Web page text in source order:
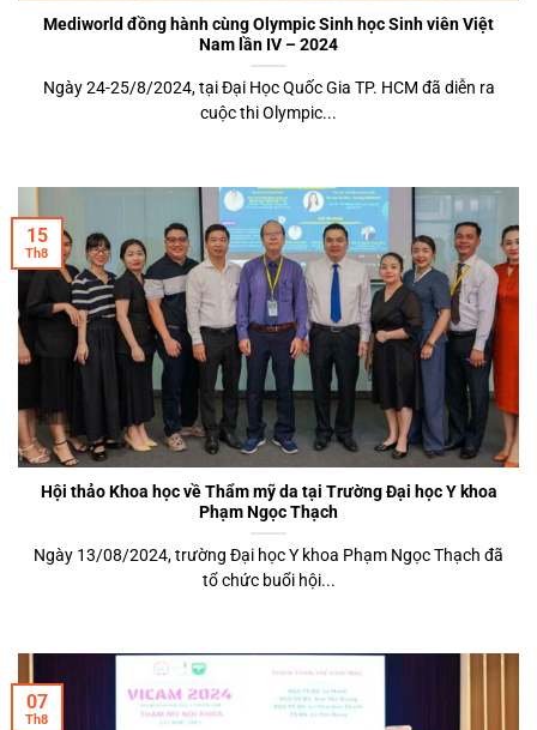
Mediworld đồng hành cùng Olympic Sinh học Sinh viên Việt
Nam lần IV – 2024
Ngày 24-25/8/2024, tại Đại Học Quốc Gia TP. HCM đã diễn ra
cuộc thi Olympic...
Hội thảo Khoa học về Thẩm mỹ da tại Trường Đại học Y khoa
Phạm Ngọc Thạch
Ngày 13/08/2024, trường Đại học Y khoa Phạm Ngọc Thạch đã
tổ chức buổi hội...
15
Th8
07
Th8